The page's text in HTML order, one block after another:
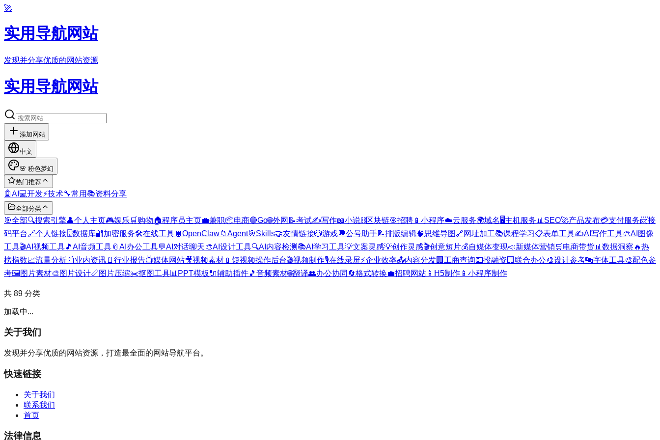
🚀
实用导航网站
发现并分享优质的网站资源
实用导航网站
添加网站
中文
🌸 粉色梦幻
热门推荐
🤖AI 💻开发⚡技术🔧常用 📚资料分享
全部分类
🎯全部🔍搜索引擎👤个人主页🎮娱乐🛒 购物🏠程序员主页💼兼职📦电商🔵Go🌐外网 📝考试✍️写作📖小说⛓️区块链🎯招聘 📱 小程序☁️云服务🌍域名 🖥️主机服务📊 SEO🚀产品发布💳支付服务📨接
码平台🔗个人链接🗄️数据库🔐加密服务🛠️在线工具🦞OpenClaw📁 Agent🎯Skills🤝友情链接🎲游戏💬公号助手📝排版编辑🧠思维导图🔗网址加工📚课程学习📋表单工具✍️AI写作工具🎨AI图像
工具🎬AI视频工具🎵 AI音频工具 📎 AI办公工具💬AI对话聊天🎨AI设计工具🔍AI内容检测 📚AI学习工具💡文案灵感💡创作灵感🎬创意短片💰自媒体变现📣新媒体营销 🛒 电商带货📊 数据洞察 🔥热
榜指数📈流量分析📰业内资讯 📄 行业报告📺媒体网站🎥视频素材 📱 短视频操作后台🎬视频制作🎙️在线录屏⚡企业效率📤内容分发🏢 工商查询💵投融资 🏢 联合办公🎨设计参考🔤字体工具🎨配色参
考🖼️图片素材🎨 图片设计📏图片压缩✂️抠图工具📊 PPT模板🔌辅助插件🎵 音频素材🌐翻译👥办公协同 🔄格式转换💼招聘网站 📱 H5制作 📱 小程序制作
共 89 分类
加载中...
关于我们
发现并分享优质的网站资源，打造最全面的网站导航平台。
快速链接
关于我们
联系我们
首页
法律信息